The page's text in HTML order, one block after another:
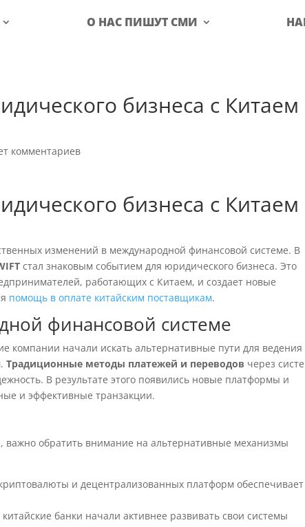
О НАС ПИШУТ СМИ
бизнеса с Китаем
комментариев
бизнеса с Китаем
изменений в международной финансовой системе. В
стал знаковым событием для юридического бизнеса. Это
работающих с Китаем, и создает новые
помощь в оплате китайским поставщикам.
финансовой системе
компании начали искать альтернативные пути для ведения
Традиционные методы платежей и переводов через
В результате этого появились новые платформы и
и эффективные транзакции.
важно обратить внимание на альтернативные механизмы
и децентрализованных платформ обеспечивает
банки начали активнее развивать свои системы